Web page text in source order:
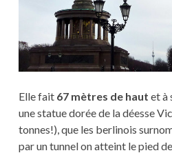
Elle fait 67 mètres de haut et à
une statue dorée de la déesse
tonnes!), que les berlinois
par un tunnel on atteint le pied